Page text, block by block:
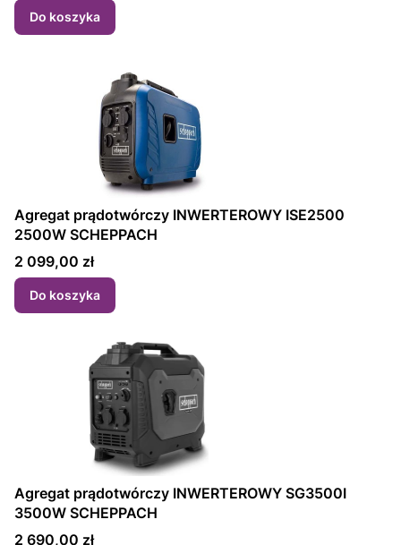
Do koszyka
Agregat prądotwórczy INWERTEROWY ISE2500
2500W SCHEPPACH
Cena
2 099,00 zł
Do koszyka
Agregat prądotwórczy INWERTEROWY SG3500I
3500W SCHEPPACH
Cena
2 690,00 zł